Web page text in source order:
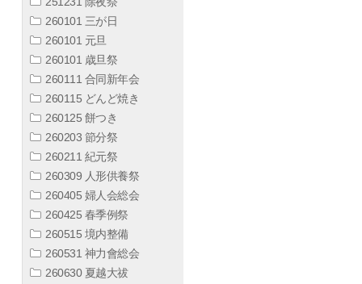
260101 三が日
260101 元旦
260101 歳旦祭
260111 合同新年会
260115 どんど焼き
260125 餅つき
260203 節分祭
260211 紀元祭
260309 人形供養祭
260405 婦人会総会
260425 春季例祭
260515 境内整備
260531 神力會総会
260630 夏越大祓